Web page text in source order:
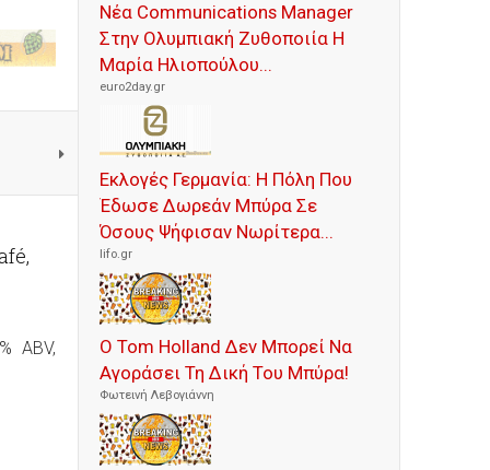
ABV,
Νέα Communications Manager
Στην Ολυμπιακή Ζυθοποιία Η
Μαρία Ηλιοπούλου...
euro2day.gr
Εκλογές Γερμανία: Η Πόλη Που
Έδωσε Δωρεάν Μπύρα Σε
Όσους Ψήφισαν Νωρίτερα...
lifo.gr
Ο Tom Holland Δεν Μπορεί Να
Αγοράσει Τη Δική Του Μπύρα!
Φωτεινή Λεβογιάννη